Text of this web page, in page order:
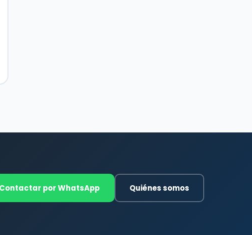
Contactar por WhatsApp Quiénes somos